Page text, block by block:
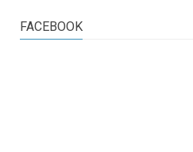
FACEBOOK